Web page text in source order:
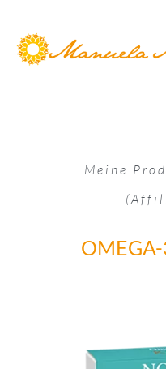
Meine
OMEGA-